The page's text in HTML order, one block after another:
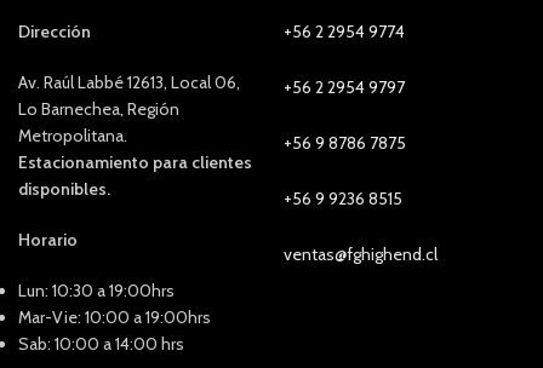
Dirección
Av. Raúl Labbé 12613, Local 06,
Lo Barnechea, Región
Metropolitana.
Estacionamiento para clientes
disponibles.
Horario
Lun: 10:30 a 19:00hrs
Mar-Vie: 10:00 a 19:00hrs
Sab: 10:00 a 14:00 hrs
+56 2 2954 9774
+56 2 2954 9797
+56 9 8786 7875
+56 9 9236 8515
ventas@fghighend.cl